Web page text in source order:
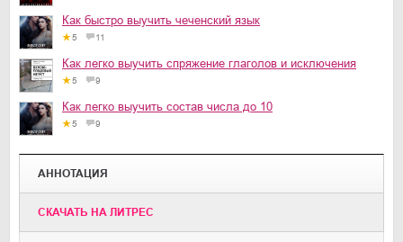
Как быстро выучить чеченский язык
5 11
Как легко выучить спряжение глаголов и исключения
5 9
Как легко выучить состав числа до 10
5 9
АННОТАЦИЯ
CКАЧАТЬ НА ЛИТРЕС